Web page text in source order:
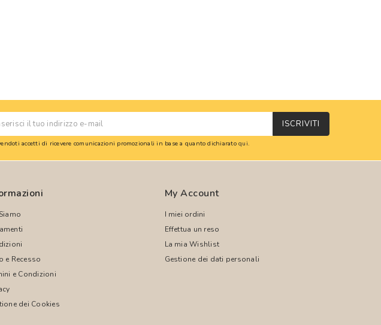
ISCRIVITI
accetti di ricevere comunicazioni promozionali in base a quanto dichiaratoqui.
e Recesso
e Condizioni
dei Cookies
My Account
I miei ordini
Effettua un reso
La mia Wishlist
Gestione dei dati personali